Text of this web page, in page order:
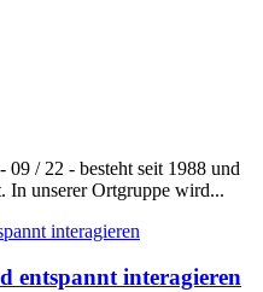
/ 22 - besteht seit 1988 und
In unserer Ortgruppe wird...
entspannt interagieren